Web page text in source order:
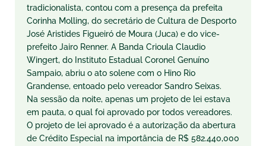
tradicionalista, contou com a presença da prefeita
Corinha Molling, do secretário de Cultura de Desporto
José Aristides Figueiró de Moura (Juca) e do vice-
prefeito Jairo Renner. A Banda Crioula Claudio
Wingert, do Instituto Estadual Coronel Genuíno
Sampaio, abriu o ato solene com o Hino Rio
Grandense, entoado pelo vereador Sandro Seixas.
Na sessão da noite, apenas um projeto de lei estava
em pauta, o qual foi aprovado por todos vereadores.
O projeto de lei aprovado é a autorização da abertura
de Crédito Especial na importância de R$ 582.440,000